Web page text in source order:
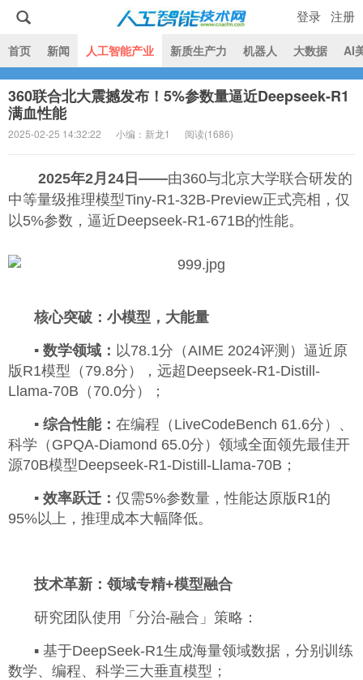
人工智能技术网
首页 新闻 人工智能产业 新质生产力 机器人 大数据 AI
登录 注册
360联合北大震撼发布！5%参数量逼近Deepseek-R1
满血性能
2025-02-25 14:32:22 小编：新龙1 阅读(1686)
2025年2月24日——由360与北京大学联合研发的
中等量级推理模型Tiny-R1-32B-Preview正式亮相，仅
以5%参数，逼近Deepseek-R1-671B的性能。
核心突破：小模型，大能量
▪ 数学领域： 以78.1分（AIME 2024评测）逼近原
版R1模型（79.8分），远超Deepseek-R1-Distill-
Llama-70B（70.0分）；
▪ 综合性能： 在编程（LiveCodeBench 61.6分）、
科学（GPQA-Diamond 65.0分）领域全面领先最佳开
源70B模型Deepseek-R1-Distill-Llama-70B；
▪ 效率跃迁： 仅需5%参数量，性能达原版R1的
95%以上，推理成本大幅降低。
技术革新：领域专精+模型融合
研究团队使用「分治-融合」策略：
▪ 基于DeepSeek-R1生成海量领域数据，分别训练
数学、编程、科学三大垂直模型；